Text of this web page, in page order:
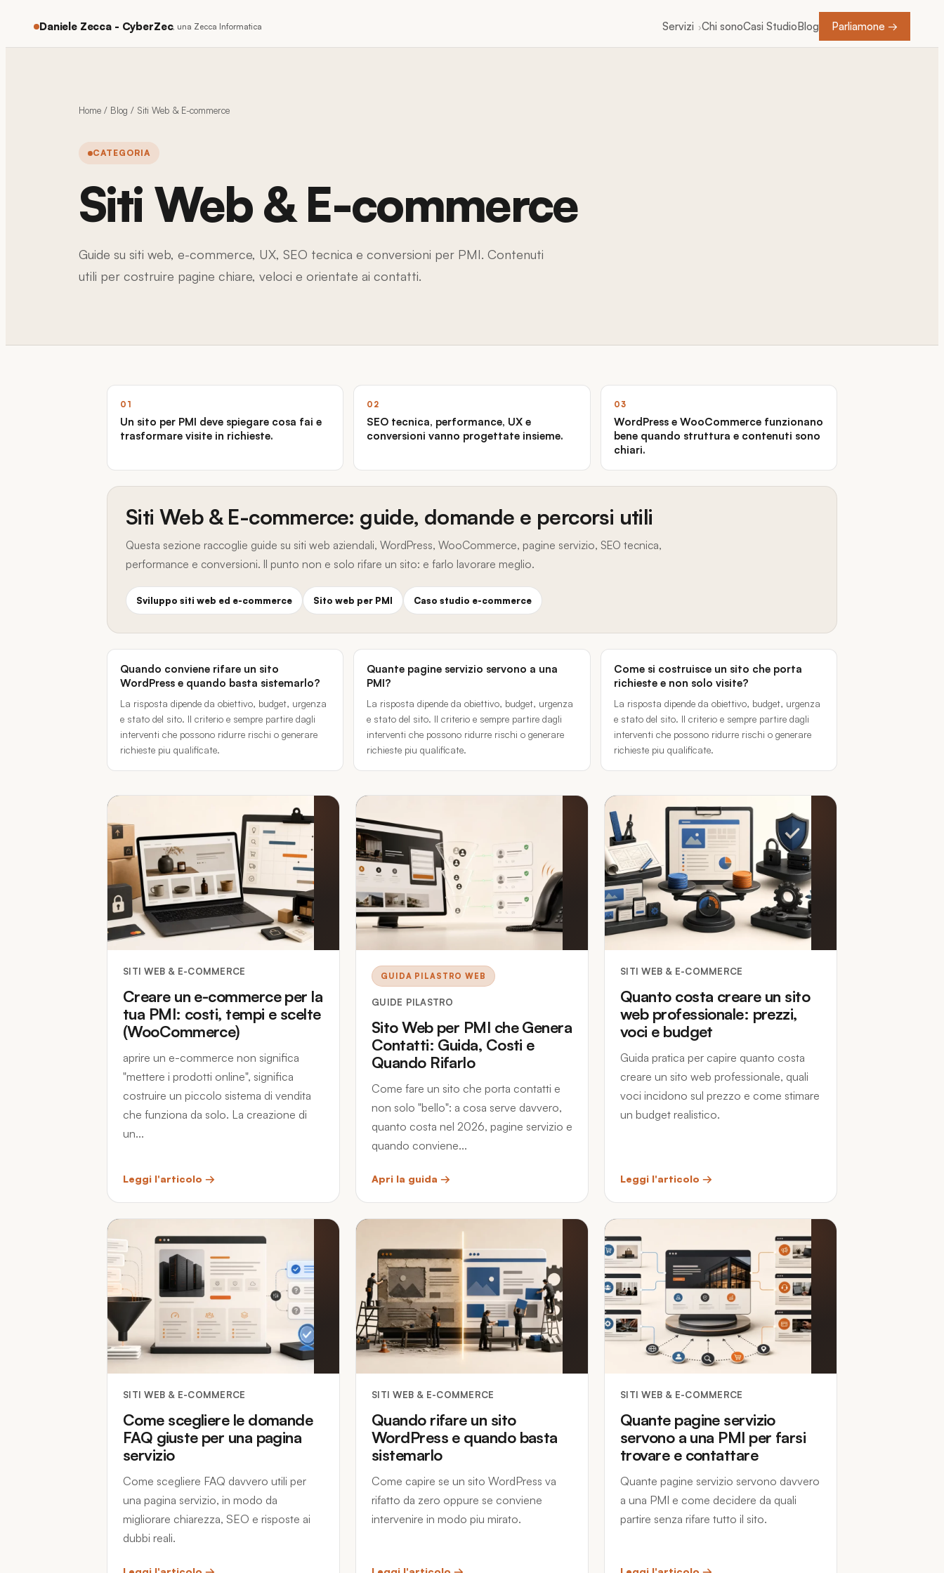
Daniele Zecca - CyberZec, una Zecca Informatica Servizi ›Chi sonoCasi StudioBlog Parliamone →
Home / Blog / Siti Web & E-commerce
CATEGORIA
Siti Web & E-commerce
Guide su siti web, e-commerce, UX, SEO tecnica e conversioni per PMI. Contenuti
utili per costruire pagine chiare, veloci e orientate ai contatti.
01
Un sito per PMI deve spiegare cosa fai e
trasformare visite in richieste.
02
SEO tecnica, performance, UX e
conversioni vanno progettate insieme.
03
WordPress e WooCommerce funzionano
bene quando struttura e contenuti sono
chiari.
Siti Web & E-commerce: guide, domande e percorsi utili
Questa sezione raccoglie guide su siti web aziendali, WordPress, WooCommerce, pagine servizio, SEO tecnica,
performance e conversioni. Il punto non e solo rifare un sito: e farlo lavorare meglio.
Sviluppo siti web ed e-commerce Sito web per PMI Caso studio e-commerce
Quando conviene rifare un sito
WordPress e quando basta sistemarlo?
La risposta dipende da obiettivo, budget, urgenza
e stato del sito. Il criterio e sempre partire dagli
interventi che possono ridurre rischi o generare
richieste piu qualificate.
Quante pagine servizio servono a una
PMI?
La risposta dipende da obiettivo, budget, urgenza
e stato del sito. Il criterio e sempre partire dagli
interventi che possono ridurre rischi o generare
richieste piu qualificate.
Come si costruisce un sito che porta
richieste e non solo visite?
La risposta dipende da obiettivo, budget, urgenza
e stato del sito. Il criterio e sempre partire dagli
interventi che possono ridurre rischi o generare
richieste piu qualificate.
SITI WEB & E-COMMERCE
Creare un e-commerce per la
tua PMI: costi, tempi e scelte
(WooCommerce)
aprire un e-commerce non significa
"mettere i prodotti online", significa
costruire un piccolo sistema di vendita
che funziona da solo. La creazione di
un...
Leggi l'articolo →
GUIDA PILASTRO WEB
GUIDE PILASTRO
Sito Web per PMI che Genera
Contatti: Guida, Costi e
Quando Rifarlo
Come fare un sito che porta contatti e
non solo "bello": a cosa serve davvero,
quanto costa nel 2026, pagine servizio e
quando conviene...
Apri la guida →
SITI WEB & E-COMMERCE
Quanto costa creare un sito
web professionale: prezzi,
voci e budget
Guida pratica per capire quanto costa
creare un sito web professionale, quali
voci incidono sul prezzo e come stimare
un budget realistico.
Leggi l'articolo →
SITI WEB & E-COMMERCE
Come scegliere le domande
FAQ giuste per una pagina
servizio
Come scegliere FAQ davvero utili per
una pagina servizio, in modo da
migliorare chiarezza, SEO e risposte ai
dubbi reali.
SITI WEB & E-COMMERCE
Quando rifare un sito
WordPress e quando basta
sistemarlo
Come capire se un sito WordPress va
rifatto da zero oppure se conviene
intervenire in modo piu mirato.
SITI WEB & E-COMMERCE
Quante pagine servizio
servono a una PMI per farsi
trovare e contattare
Quante pagine servizio servono davvero
a una PMI e come decidere da quali
partire senza rifare tutto il sito.